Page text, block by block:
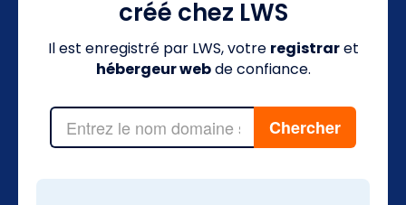
créé chez LWS
Il est enregistré par LWS, votre registraret
hébergeur webde confiance.